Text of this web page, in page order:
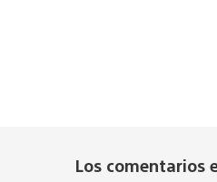
Los comentarios